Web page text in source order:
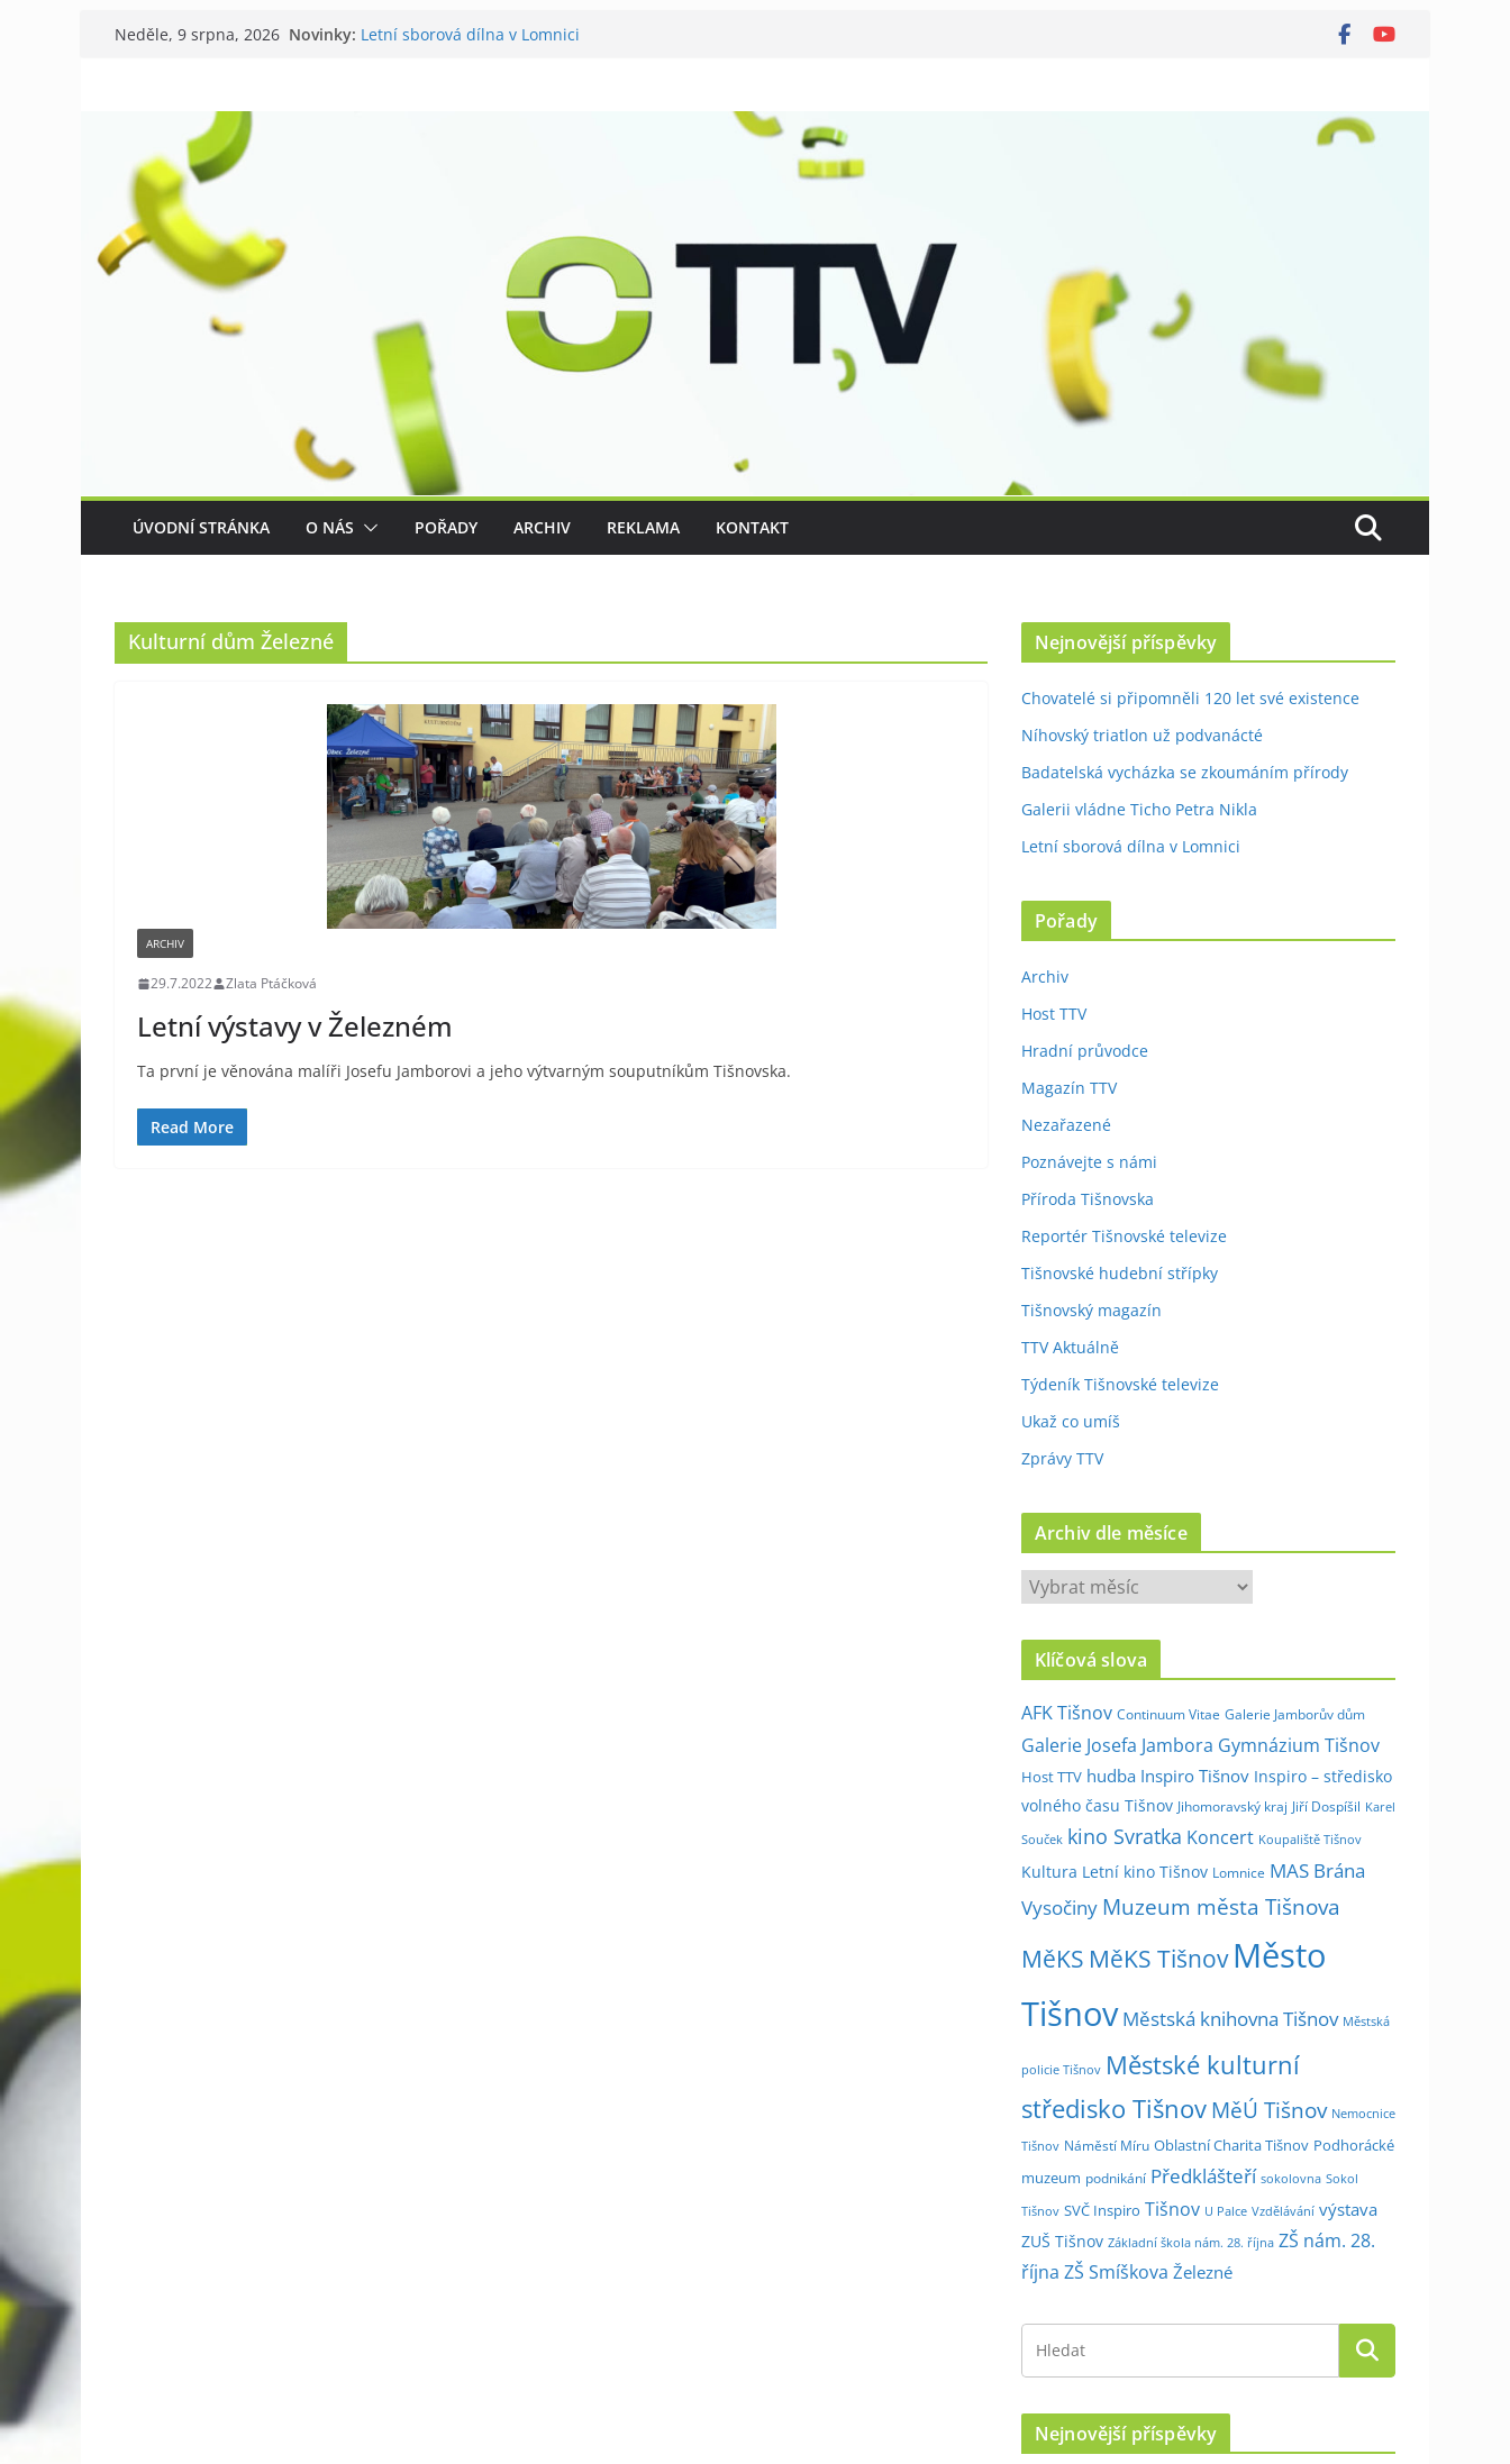
Přeskočit
Neděle, 9 srpna, 2026 Novinky: Letní sborová dílna v Lomnici
ÚVODNÍ STRÁNKA O NÁS POŘADY ARCHIV REKLAMA KONTAKT
Kulturní dům Železné
ARCHIV
29.7.2022 Zlata Ptáčková
Letní výstavy v Železném
Ta první je věnována malíři Josefu Jamborovi a jeho výtvarným souputníkům Tišnovska.
Read More
Nejnovější příspěvky
Chovatelé si připomněli 120 let své existence
Níhovský triatlon už podvanácté
Badatelská vycházka se zkoumáním přírody
Galerii vládne Ticho Petra Nikla
Letní sborová dílna v Lomnici
Pořady
Archiv
Host TTV
Hradní průvodce
Magazín TTV
Nezařazené
Poznávejte s námi
Příroda Tišnovska
Reportér Tišnovské televize
Tišnovské hudební střípky
Tišnovský magazín
TTV Aktuálně
Týdeník Tišnovské televize
Ukaž co umíš
Zprávy TTV
Archiv dle měsíce
A
c
v
d
l
e
m
ě
c
Klíčová slova
AFK Tišnov Continuum Vitae Galerie Jamborův dům
Galerie Josefa Jambora Gymnázium Tišnov
Host TTV hudba Inspiro Tišnov Inspiro – středisko
volného času Tišnov Jihomoravský kraj Jiří Dospíšil Karel
Souček kino Svratka Koncert Koupaliště Tišnov
Kultura Letní kino Tišnov Lomnice MAS Brána
Vysočiny Muzeum města Tišnova
MěKS MěKS Tišnov Město
Tišnov Městská knihovna Tišnov Městská
policie Tišnov Městské kulturní
středisko Tišnov MěÚ Tišnov Nemocnice
Tišnov Náměstí Míru Oblastní Charita Tišnov Podhorácké
muzeum podnikání Předklášteří sokolovna Sokol
Tišnov SVČ Inspiro Tišnov U Palce Vzdělávání výstava
ZUŠ Tišnov Základní škola nám. 28. října ZŠ nám. 28.
října ZŠ Smíškova Železné
Nejnovější příspěvky